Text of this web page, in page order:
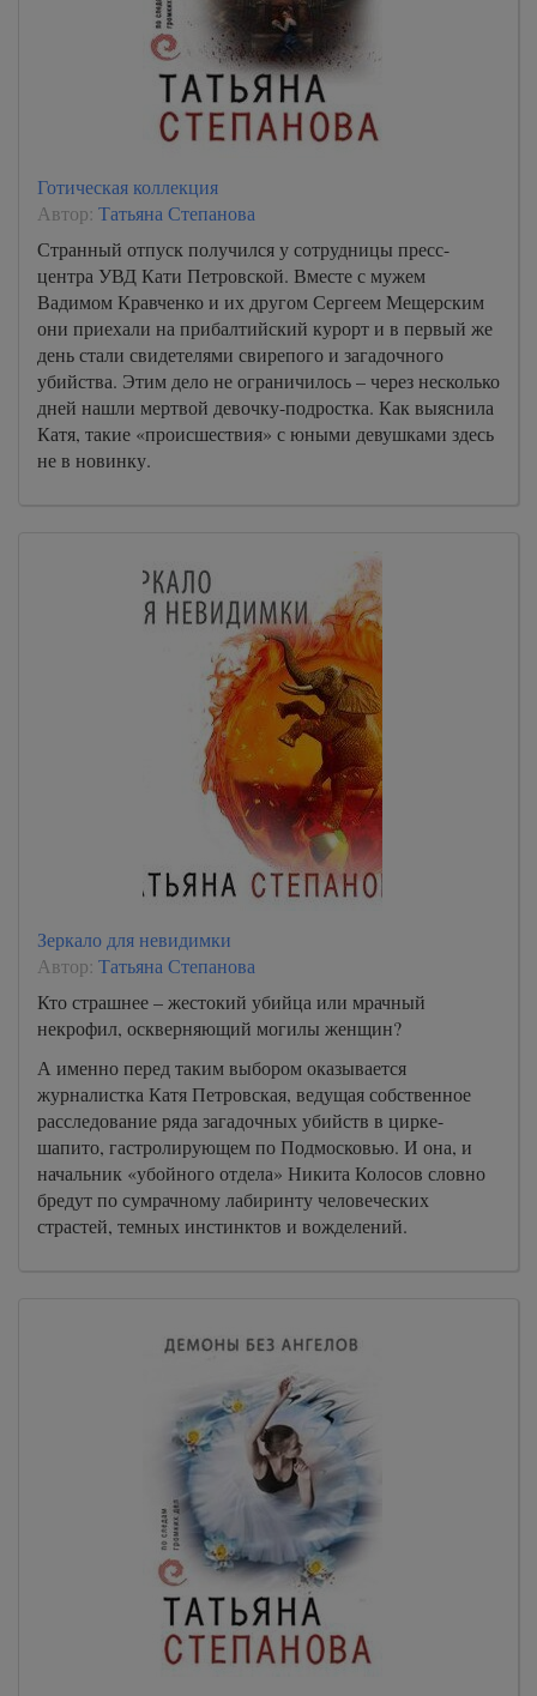
Готическая коллекция
Автор: Татьяна Степанова
Странный отпуск получился у сотрудницы пресс-
центра УВД Кати Петровской. Вместе с мужем
Вадимом Кравченко и их другом Сергеем Мещерским
они приехали на прибалтийский курорт и в первый же
день стали свидетелями свирепого и загадочного
убийства. Этим дело не ограничилось – через несколько
дней нашли мертвой девочку-подростка. Как выяснила
Катя, такие «происшествия» с юными девушками здесь
не в новинку.
Зеркало для невидимки
Автор: Татьяна Степанова
Кто страшнее – жестокий убийца или мрачный
некрофил, оскверняющий могилы женщин?
А именно перед таким выбором оказывается
журналистка Катя Петровская, ведущая собственное
расследование ряда загадочных убийств в цирке-
шапито, гастролирующем по Подмосковью. И она, и
начальник «убойного отдела» Никита Колосов словно
бредут по сумрачному лабиринту человеческих
страстей, темных инстинктов и вожделений.